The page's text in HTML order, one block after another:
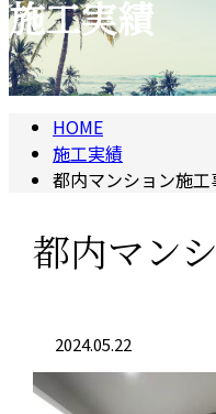
施工実績
HOME
施工実績
都内マンション施工
都内マン
2024.05.22